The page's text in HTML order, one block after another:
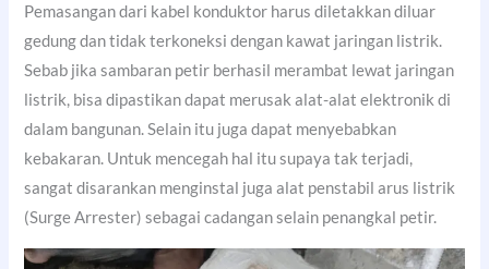
Pemasangan dari kabel konduktor harus diletakkan diluar
gedung dan tidak terkoneksi dengan kawat jaringan listrik.
Sebab jika sambaran petir berhasil merambat lewat jaringan
listrik, bisa dipastikan dapat merusak alat-alat elektronik di
dalam bangunan. Selain itu juga dapat menyebabkan
kebakaran. Untuk mencegah hal itu supaya tak terjadi,
sangat disarankan menginstal juga alat penstabil arus listrik
(Surge Arrester) sebagai cadangan selain penangkal petir.